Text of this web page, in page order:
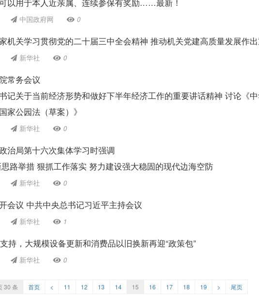
以用于本人近亲属、连续参保有奖励……最新！
中国政府网 0
机关学习贯彻党的二十届三中全会精神 推动机关党建高质量发展作
新华社 0
常务会议
记关于当前经济形势和做好下半年经济工作的重要讲话精神 讨论《
家公园法（草案）》
新华社 0
治局第十六次集体学习时强调
路举措 狠抓工作落实 努力建设强大稳固的现代边海空防
新华社 0
会议 中共中央总书记习近平主持会议
新华社 1
持，大规模设备更新和消费品以旧换新再迎“政策包”
新华社 0
30 条 首页 < 11 12 13 14 15 16 17 18 19 > 尾页